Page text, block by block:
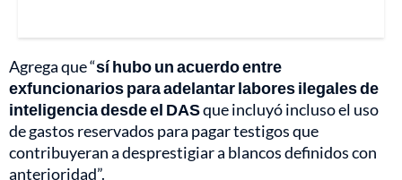
Agrega que “sí hubo un acuerdo entre
exfuncionarios para adelantar labores ilegales de
inteligencia desde el DASque incluyó incluso el uso
de gastos reservados para pagar testigos que
contribuyeran a desprestigiar a blancos definidos con
anterioridad”.